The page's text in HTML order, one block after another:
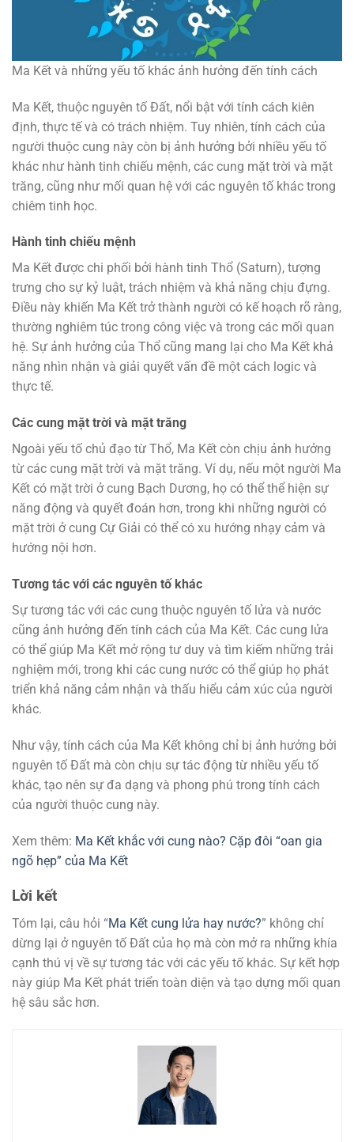
Ma Kết và những yếu tố khác ảnh hưởng đến tính cách
Ma Kết, thuộc nguyên tố Đất, nổi bật với tính cách kiên
định, thực tế và có trách nhiệm. Tuy nhiên, tính cách của
người thuộc cung này còn bị ảnh hưởng bởi nhiều yếu tố
khác như hành tinh chiếu mệnh, các cung mặt trời và mặt
trăng, cũng như mối quan hệ với các nguyên tố khác trong
chiêm tinh học.
Hành tinh chiếu mệnh
Ma Kết được chi phối bởi hành tinh Thổ (Saturn), tượng
trưng cho sự kỷ luật, trách nhiệm và khả năng chịu đựng.
Điều này khiến Ma Kết trở thành người có kế hoạch rõ ràng,
thường nghiêm túc trong công việc và trong các mối quan
hệ. Sự ảnh hưởng của Thổ cũng mang lại cho Ma Kết khả
năng nhìn nhận và giải quyết vấn đề một cách logic và
thực tế.
Các cung mặt trời và mặt trăng
Ngoài yếu tố chủ đạo từ Thổ, Ma Kết còn chịu ảnh hưởng
từ các cung mặt trời và mặt trăng. Ví dụ, nếu một người Ma
Kết có mặt trời ở cung Bạch Dương, họ có thể thể hiện sự
năng động và quyết đoán hơn, trong khi những người có
mặt trời ở cung Cự Giải có thể có xu hướng nhạy cảm và
hướng nội hơn.
Tương tác với các nguyên tố khác
Sự tương tác với các cung thuộc nguyên tố lửa và nước
cũng ảnh hưởng đến tính cách của Ma Kết. Các cung lửa
có thể giúp Ma Kết mở rộng tư duy và tìm kiếm những trải
nghiệm mới, trong khi các cung nước có thể giúp họ phát
triển khả năng cảm nhận và thấu hiểu cảm xúc của người
khác.
Như vậy, tính cách của Ma Kết không chỉ bị ảnh hưởng bởi
nguyên tố Đất mà còn chịu sự tác động từ nhiều yếu tố
khác, tạo nên sự đa dạng và phong phú trong tính cách
của người thuộc cung này.
Xem thêm: Ma Kết khắc với cung nào? Cặp đôi “oan gia
ngõ hẹp” của Ma Kết
Lời kết
Tóm lại, câu hỏi “Ma Kết cung lửa hay nước?” không chỉ
dừng lại ở nguyên tố Đất của họ mà còn mở ra những khía
cạnh thú vị về sự tương tác với các yếu tố khác. Sự kết hợp
này giúp Ma Kết phát triển toàn diện và tạo dựng mối quan
hệ sâu sắc hơn.